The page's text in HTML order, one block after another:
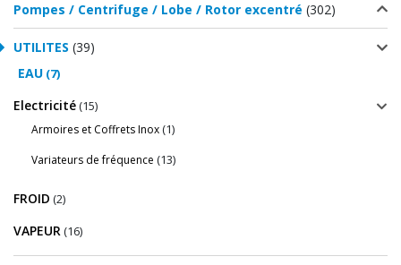
Pompes / Centrifuge / Lobe / Rotor excentré (302)
UTILITES (39)
EAU (7)
Electricité(15)
Armoires et Coffrets Inox(1)
Variateurs de fréquence (13)
FROID (2)
VAPEUR (16)